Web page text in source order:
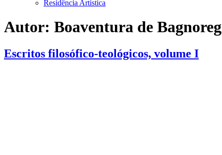
Residência Artística
Autor: Boaventura de
Escritos filosófico-teológicos, volume I